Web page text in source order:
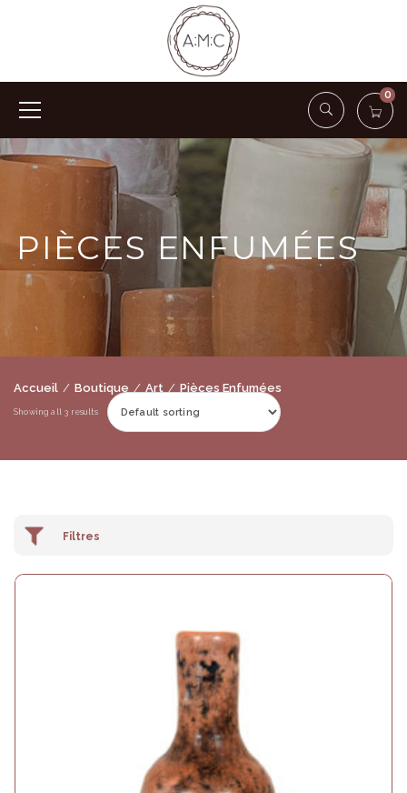
0
PIÈCES ENFUMÉES
Accueil Boutique Art Pièces Enfumées
Showing all 3 results
38